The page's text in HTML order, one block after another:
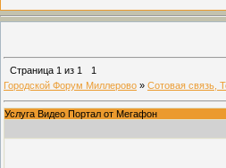
Страница 1 из 1
1
Городской Форум Миллерово » Сотовая связь,
Услуга Видео Портал от Мегафон